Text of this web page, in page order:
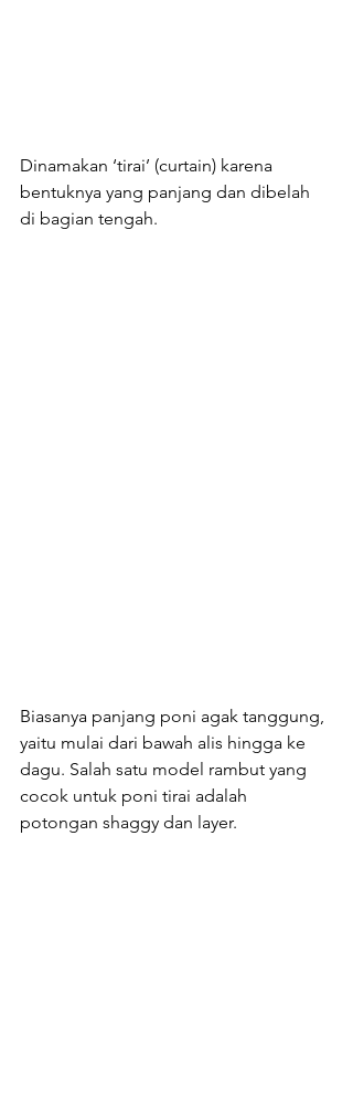
Dinamakan ‘tirai’ (curtain) karena
bentuknya yang panjang dan dibelah
di bagian tengah.
Biasanya panjang poni agak tanggung,
yaitu mulai dari bawah alis hingga ke
dagu. Salah satu model rambut yang
cocok untuk poni tirai adalah
potongan shaggy dan layer.